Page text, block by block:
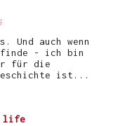
auch wenn
- ich bin
für die
ist...
life